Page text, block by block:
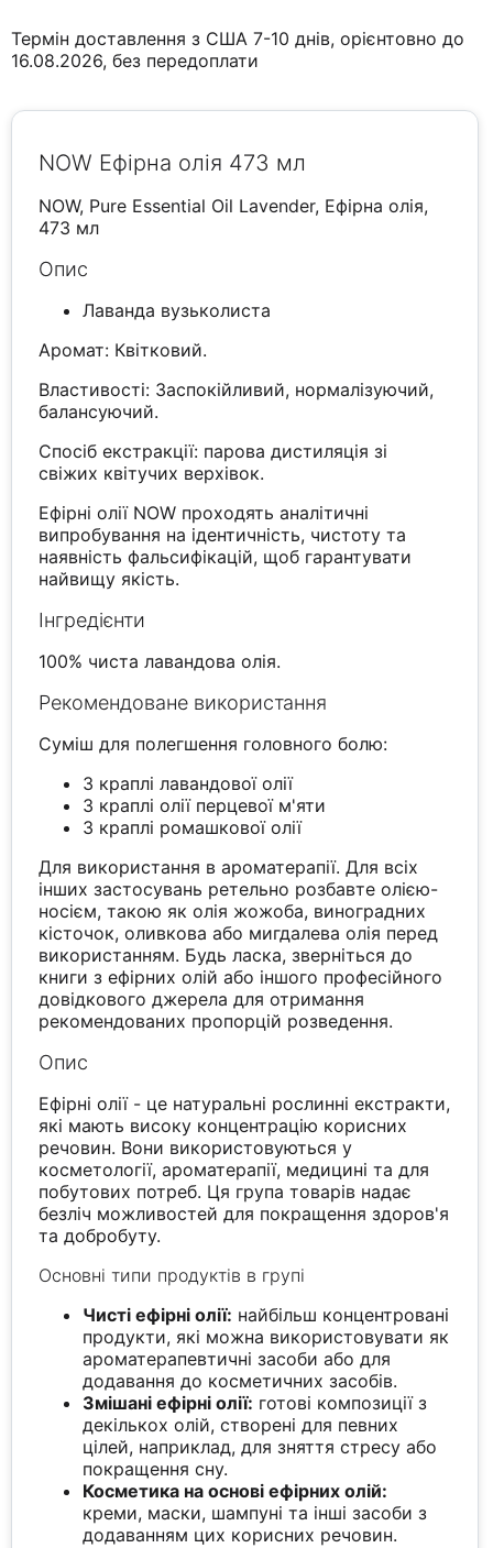
Термін доставлення з США 7-10 днів, орієнтовно до
16.08.2026, без передоплати
NOW Ефірна олія 473 мл
NOW, Pure Essential Oil Lavender, Ефірна олія,
473 мл
Опис
Лаванда вузьколиста
Аромат: Квітковий.
Властивості: Заспокійливий, нормалізуючий,
балансуючий.
Спосіб екстракції: парова дистиляція зі
свіжих квітучих верхівок.
Ефірні олії NOW проходять аналітичні
випробування на ідентичність, чистоту та
наявність фальсифікацій, щоб гарантувати
найвищу якість.
Інгредієнти
100% чиста лавандова олія.
Рекомендоване використання
Суміш для полегшення головного болю:
3 краплі лавандової олії
3 краплі олії перцевої м'яти
3 краплі ромашкової олії
Для використання в ароматерапії. Для всіх
інших застосувань ретельно розбавте олією-
носієм, такою як олія жожоба, виноградних
кісточок, оливкова або мигдалева олія перед
використанням. Будь ласка, зверніться до
книги з ефірних олій або іншого професійного
довідкового джерела для отримання
рекомендованих пропорцій розведення.
Опис
Ефірні олії - це натуральні рослинні екстракти,
які мають високу концентрацію корисних
речовин. Вони використовуються у
косметології, ароматерапії, медицині та для
побутових потреб. Ця група товарів надає
безліч можливостей для покращення здоров'я
та добробуту.
Основні типи продуктів в групі
Чисті ефірні олії: найбільш концентровані
продукти, які можна використовувати як
ароматерапевтичні засоби або для
додавання до косметичних засобів.
Змішані ефірні олії: готові композиції з
декількох олій, створені для певних
цілей, наприклад, для зняття стресу або
покращення сну.
Косметика на основі ефірних олій:
креми, маски, шампуні та інші засоби з
додаванням цих корисних речовин.